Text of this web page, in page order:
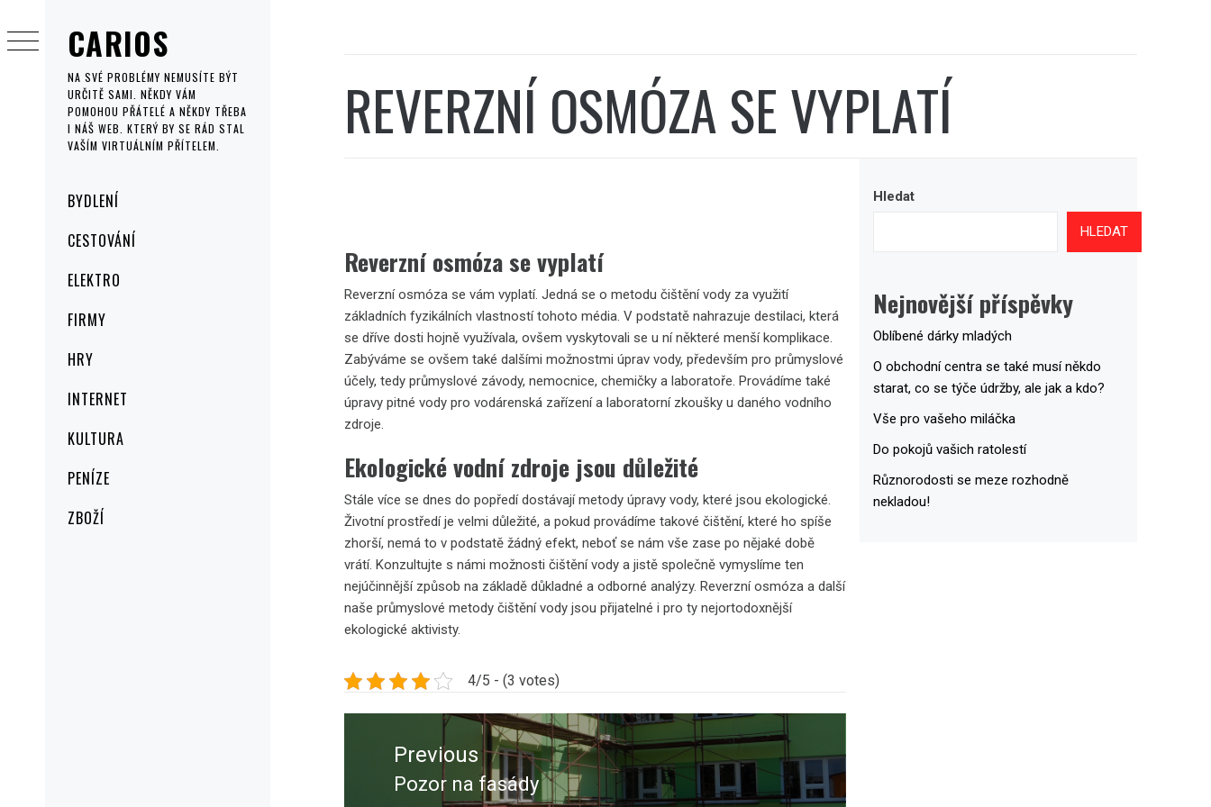
CARIOS
NA SVÉ PROBLÉMY NEMUSÍTE BÝT
URČITĚ SAMI. NĚKDY VÁM
POMOHOU PŘÁTELÉ A NĚKDY TŘEBA
I NÁŠ WEB. KTERÝ BY SE RÁD STAL
VAŠÍM VIRTUÁLNÍM PŘÍTELEM.
MenuBYDLENÍ
CESTOVÁNÍ
ELEKTRO
FIRMY
HRY
INTERNET
KULTURA
PENÍZE
ZBOŽÍ
to
content
REVERZNÍ OSMÓZA SE VYPLATÍ
Reverzní osmóza se vyplatí
Reverzní osmóza se vám vyplatí. Jedná se o metodu čištění vody za využití
základních fyzikálních vlastností tohoto média. V podstatě nahrazuje destilaci, která
se dříve dosti hojně využívala, ovšem vyskytovali se u ní některé menší komplikace.
Zabýváme se ovšem také dalšími možnostmi úprav vody, především pro průmyslové
účely, tedy průmyslové závody, nemocnice, chemičky a laboratoře. Provádíme také
úpravy pitné vody pro vodárenská zařízení a laboratorní zkoušky u daného vodního
zdroje.
Ekologické vodní zdroje jsou důležité
Stále více se dnes do popředí dostávají metody úpravy vody, které jsou ekologické.
Životní prostředí je velmi důležité, a pokud provádíme takové čištění, které ho spíše
zhorší, nemá to v podstatě žádný efekt, neboť se nám vše zase po nějaké době
vrátí. Konzultujte s námi možnosti čištění vody a jistě společně vymyslíme ten
nejúčinnější způsob na základě důkladné a odborné analýzy.Reverzní osmóza a další
naše průmyslové metody čištění vody jsou přijatelné i pro ty nejortodoxnější
ekologické aktivisty.
4/5 - (3 votes)
Navigace
příspěvek
Previous
Previous
Pozor na fasády
Hledat
HLEDAT
Nejnovější příspěvky
Oblíbené dárky mladých
O obchodní centra se také musí někdo
starat, co se týče údržby, ale jak a kdo?
Vše pro vašeho miláčka
Do pokojů vašich ratolestí
Různorodosti se meze rozhodně
nekladou!